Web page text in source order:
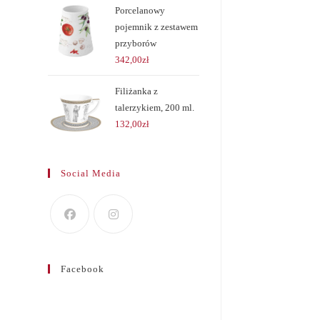
Porcelanowy
pojemnik z zestawem
przyborów
342,00zł
Filiżanka z
talerzykiem, 200 ml.
132,00zł
Social Media
Facebook